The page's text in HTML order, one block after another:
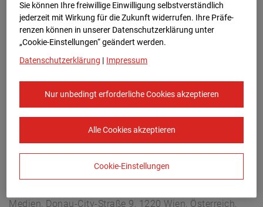
Europe/Berlin
Medien, Donau-City-Straße 9, 1220 Wien, Österreich,
Sie können Ihre freiwillige Einwilligung selbstverständlich
jederzeit mit Wirkung für die Zukunft widerrufen. Ihre Prä­fe­
renzen können in unserer Datenschutzerklärung unter
„Cookie-Einstellungen“ geändert werden.
Datenschutzerklärung | Impressum
Nur unbedingt erforderliche Cookies akzeptieren
Alle Cookies akzeptieren
Cookie-Einstellungen